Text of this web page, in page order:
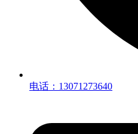
电话：13071273640